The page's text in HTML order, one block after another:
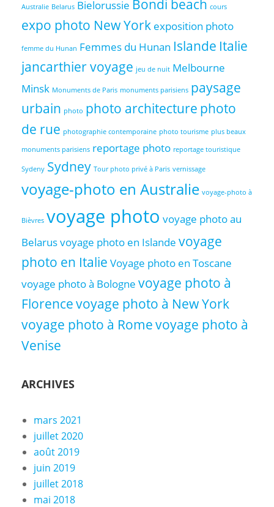
Australie Belarus Bielorussie Bondi beach cours
expo photo New York exposition photo
femme du Hunan Femmes du Hunan Islande Italie
jancarthier voyage jeu de nuit Melbourne
Minsk Monuments de Paris monuments parisiens paysage
urbain photo photo architecture photo
de rue photographie contemporaine photo tourisme plus beaux
monuments parisiens reportage photo reportage touristique
Sydeny Sydney Tour photo privé à Paris vernissage
voyage-photo en Australie voyage-photo à
Bièvres voyage photo voyage photo au
Belarusvoyage photo en Islande voyage
photo en Italie Voyage photo en Toscane
voyage photo à Bologne voyage photo à
Florencevoyage photo à New York
voyage photo à Romevoyage photo à
Venise
ARCHIVES
mars 2021
juillet 2020
août 2019
juin 2019
juillet 2018
mai 2018